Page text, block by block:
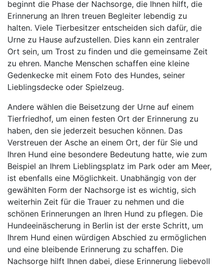
beginnt die Phase der Nachsorge, die Ihnen hilft, die
Erinnerung an Ihren treuen Begleiter lebendig zu
halten. Viele Tierbesitzer entscheiden sich dafür, die
Urne zu Hause aufzustellen. Dies kann ein zentraler
Ort sein, um Trost zu finden und die gemeinsame Zeit
zu ehren. Manche Menschen schaffen eine kleine
Gedenkecke mit einem Foto des Hundes, seiner
Lieblingsdecke oder Spielzeug.
Andere wählen die Beisetzung der Urne auf einem
Tierfriedhof, um einen festen Ort der Erinnerung zu
haben, den sie jederzeit besuchen können. Das
Verstreuen der Asche an einem Ort, der für Sie und
Ihren Hund eine besondere Bedeutung hatte, wie zum
Beispiel an Ihrem Lieblingsplatz im Park oder am Meer,
ist ebenfalls eine Möglichkeit. Unabhängig von der
gewählten Form der Nachsorge ist es wichtig, sich
weiterhin Zeit für die Trauer zu nehmen und die
schönen Erinnerungen an Ihren Hund zu pflegen. Die
Hundeeinäscherung in Berlin ist der erste Schritt, um
Ihrem Hund einen würdigen Abschied zu ermöglichen
und eine bleibende Erinnerung zu schaffen. Die
Nachsorge hilft Ihnen dabei, diese Erinnerung liebevoll